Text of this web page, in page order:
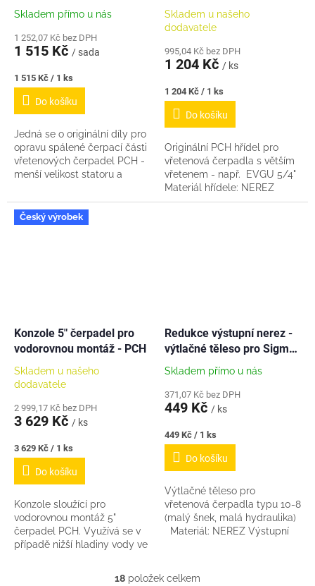
A
Skladem přímo u nás
1 252,07 Kč bez DPH
1 515 Kč / sada
Měrná
cena:
1 515 Kč / 1 ks
Do košíku
Jedná se o originální díly pro
opravu spálené čerpací části
vřetenových čerpadel PCH -
menší velikost statoru a
obsahuje: 1x originální stator...
Skladem u našeho
dodavatele
995,04 Kč bez DPH
1 204 Kč / ks
Měrná
cena:
1 204 Kč / 1 ks
Do košíku
Originální PCH hřídel pro
vřetenová čerpadla s větším
vřetenem - např. EVGU 5/4"
Materiál hřídele: NEREZ
Délka: 148mm
Český výrobek
Konzole 5" čerpadel pro
vodorovnou montáž - PCH
Skladem u našeho
dodavatele
2 999,17 Kč bez DPH
3 629 Kč / ks
Měrná
cena:
3 629 Kč / 1 ks
Do košíku
Konzole sloužící pro
vodorovnou montáž 5"
čerpadel PCH. Využívá se v
případě nižší hladiny vody ve
Redukce výstupní nerez -
výtlačné těleso pro Sigma
EVFU a PCH stator 10-8 -
Skladem přímo u nás
371,07 Kč bez DPH
449 Kč / ks
Měrná
cena:
449 Kč / 1 ks
Do košíku
Výtlačné těleso pro
vřetenová čerpadla typu 10-8
(malý šnek, malá hydraulika)
Materiál: NEREZ Výstupní
18 položek celkem